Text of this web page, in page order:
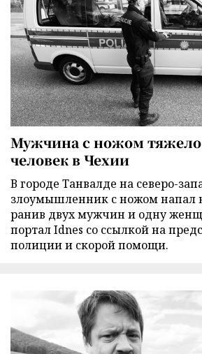
Мужчина с ножом тяжело
человек в Чехии
В городе Танвалде на северо-
злоумышленник с ножом напал
ранив двух мужчин и одну
портал Idnes со ссылкой на
полиции и скорой помощи.